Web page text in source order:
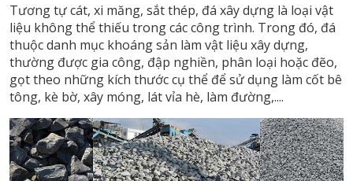
Tương tự cát, xi măng, sắt thép, đá xây dựng là loại vật
liệu không thể thiếu trong các công trình. Trong đó, đá
thuộc danh mục khoáng sản làm vật liệu xây dựng,
thường được gia công, đập nghiền, phân loại hoặc đẽo,
gọt theo những kích thước cụ thể để sử dụng làm cốt bê
tông, kè bờ, xây móng, lát vỉa hè, làm đường,....